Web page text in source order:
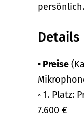
persönlich.
Details
• Preise
◦ 1. Platz:
7.600 €